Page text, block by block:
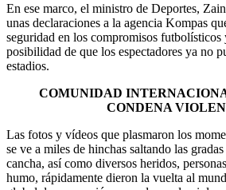
En ese marco, el ministro de Deportes,
unas declaraciones a la agencia Kompas
seguridad en los compromisos futbolísticos
posibilidad de que los espectadores ya no
estadios.
COMUNIDAD
CONDENA
Las fotos y vídeos que plasmaron los
se ve a miles de hinchas saltando las
cancha, así como diversos heridos,
humo, rápidamente dieron la vuelta al